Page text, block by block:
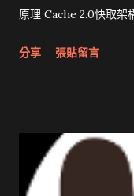
原理 Cache 2.0快取
圖治推動改革 Wait
分享 張貼留言